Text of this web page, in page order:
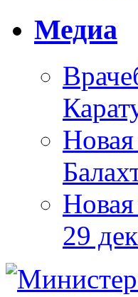
Медиа
Новая
29